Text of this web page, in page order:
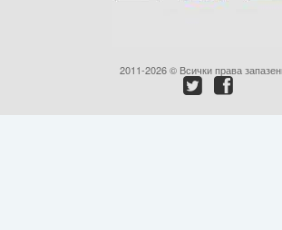
2011-2026 © Всички права